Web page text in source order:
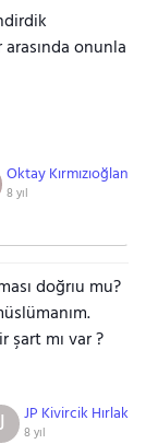
onunla
Oktay Kırmızıoğlan
8 yıl
doğrıu mu?
şart mı var ?
JP Kivircik Hırlak
8 yıl